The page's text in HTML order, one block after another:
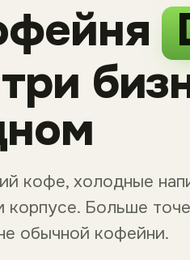
кофе, холодные
корпусе. Больше
обычной кофейни.